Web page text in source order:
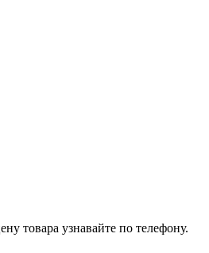
товара узнавайте по телефону.